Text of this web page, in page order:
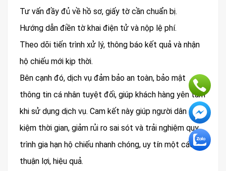
Tư vấn đầy đủ về hồ sơ, giấy tờ cần chuẩn bị.
Hướng dẫn điền tờ khai điện tử và nộp lệ phí.
Theo dõi tiến trình xử lý, thông báo kết quả và nhận
hộ chiếu mới kịp thời.
Bên cạnh đó, dịch vụ đảm bảo an toàn, bảo mật
thông tin cá nhân tuyệt đối, giúp khách hàng yên tâm
khi sử dụng dịch vụ. Cam kết này giúp người dân tiết
kiệm thời gian, giảm rủi ro sai sót và trải nghiệm quy
trình gia hạn hộ chiếu nhanh chóng, uy tín một cách
thuận lợi, hiệu quả.